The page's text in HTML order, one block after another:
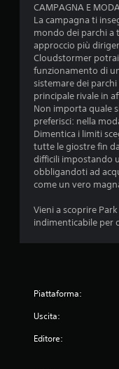
CAMPAGNA E
La campagna ti
mondo dei parchi a
approccio più
Cloudstormer
funzionamento di
sistemare dei
principale rivale in
Non importa quale
preferisci: nella
Dimentica i limiti
tutte le giostre fin
difficili impostando
obbligandoti ad
come un vero
Vieni a scoprire
indimenticabile per
Piattaforma:
Uscita:
Editore: